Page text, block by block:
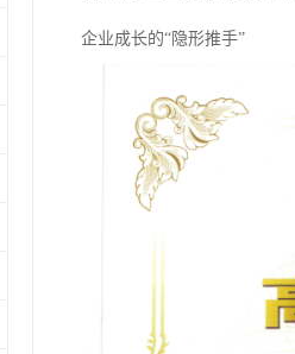
企业成长的“隐形推手”